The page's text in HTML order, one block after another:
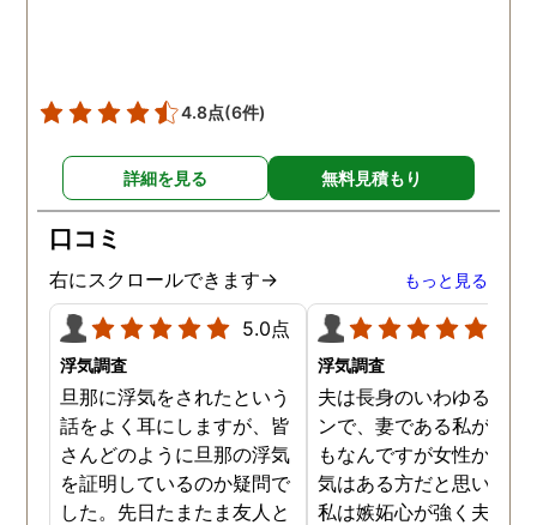
4.8点(6件)
詳細を見る 無料見積もり
口コミ
右にスクロールできます→ もっと見る
5.0点
浮気調査
旦那に浮気をされたという
話をよく耳にしますが、皆
さんどのように旦那の浮気
を証明しているのか疑問で
した。先日たまたま友人と
浮気調査
夫は長身のいわゆるイケ
ンで、妻である私が言う
もなんですが女性からの
気はある方だと思います
私は嫉妬心が強く夫には